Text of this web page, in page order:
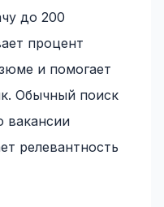
до 200
процент
и помогает
Обычный поиск
вакансии
релевантность